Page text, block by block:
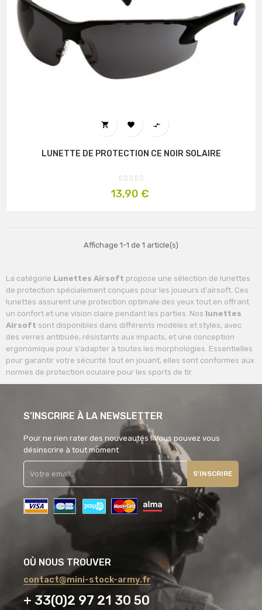
  
LUNETTE DE PROTECTION CE NOIR SOLAIRE
Prix
13,90 €
Affichage 1-1 de 1 article(s)
La catégorie Lunettes Airsoft propose une sélection de lunettes
de protection spécialement conçues pour les joueurs d'airsoft. Ces
lunettes assurent une protection optimale des yeux tout en offrant
un confort et une vision claire pendant les parties. Nos lunettes
Airsoft sont disponibles dans différents modèles et styles, avec
des verres antibuée, résistants aux impacts, et une conception
ergonomique pour s’adapter à toutes les morphologies. Essentielles
pour garantir votre sécurité tout en jouant, elles sont conformes aux
normes de protection oculaire pour les sports de tir.
S’INSCRIRE À LA NEWSLETTER
Pour ne rien rater des nouveautés ! Vous pouvez vous
désinscrire à tout moment
S'INSCRIRE
OÙ NOUS TROUVER
contact@mini-stock-army.fr
+ 33(0)2 97 21 30 50